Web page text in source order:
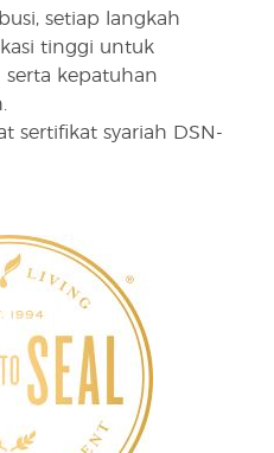
setiap langkah
tinggi untuk
serta kepatuhan
sertifikat syariah DSN-